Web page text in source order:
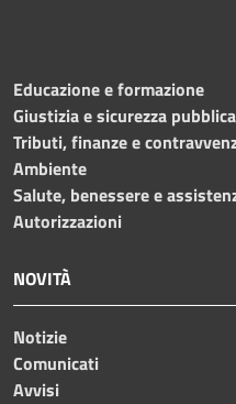
Educazione e formazione
Giustizia e sicurezza pubblica
Tributi, finanze e
Ambiente
Salute, benessere e
Autorizzazioni
NOVITÀ
Notizie
Comunicati
Avvisi